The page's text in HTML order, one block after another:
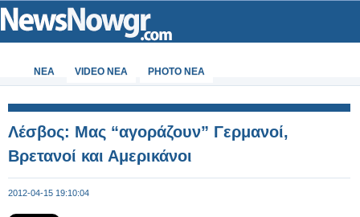
ΝΕΑ VIDEO NEA PHOTO NEA
Λέσβος: Mας “αγοράζουν” Γερμανοί,
Βρετανοί και Αμερικάνοι
2012-04-15 19:10:04